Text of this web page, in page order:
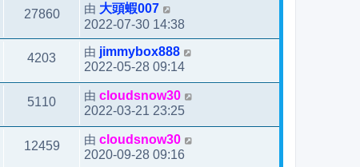
27860 由 大頭蝦007
2022-07-30 14:38
4203 由 jimmybox888
2022-05-28 09:14
5110 由 cloudsnow30
2022-03-21 23:25
12459 由 cloudsnow30
2020-09-28 09:16